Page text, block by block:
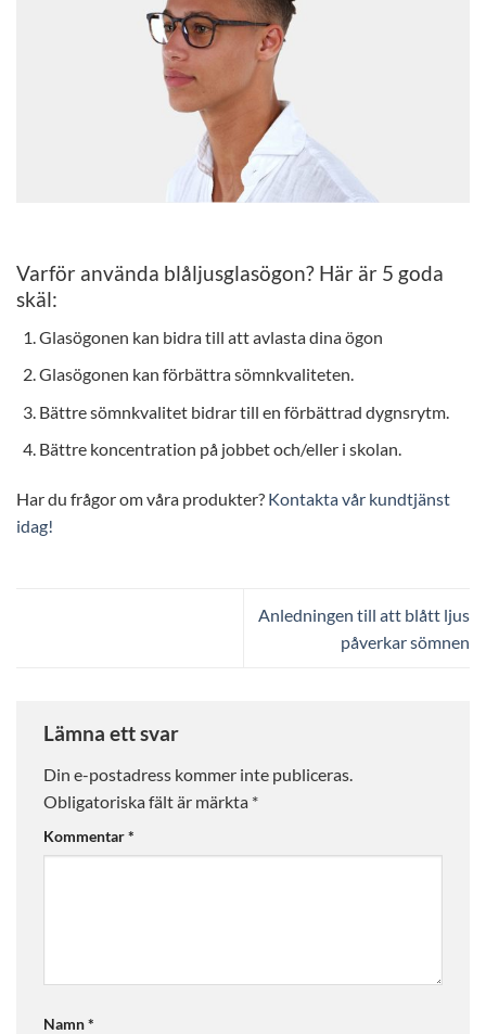
Varför använda blåljusglasögon? Här är 5 goda
skäl:
Glasögonen kan bidra till att avlasta dina ögon
Glasögonen kan förbättra sömnkvaliteten.
Bättre sömnkvalitet bidrar till en förbättrad dygnsrytm.
Bättre koncentration på jobbet och/eller i skolan.
Har du frågor om våra produkter? Kontakta vår kundtjänst
idag!
Anledningen till att blått ljus
påverkar sömnen
Lämna ett svar
Din e-postadress kommer inte publiceras.
Obligatoriska fält är märkta *
Kommentar*
Namn*